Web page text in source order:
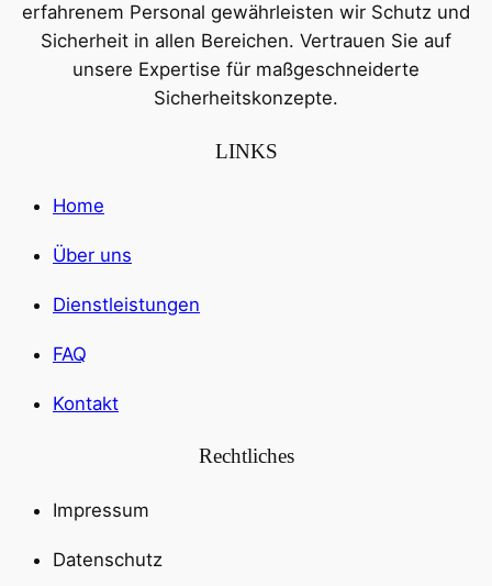
erfahrenem Personal gewährleisten wir Schutz und
Sicherheit in allen Bereichen. Vertrauen Sie auf
unsere Expertise für maßgeschneiderte
Sicherheitskonzepte.
LINKS
Home
Über uns
Dienstleistungen
FAQ
Kontakt
Rechtliches
Impressum
Datenschutz